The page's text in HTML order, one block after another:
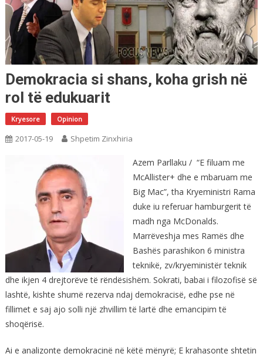
Demokracia si shans, koha grish në
rol të edukuarit
Kryesore Opinion
2017-05-19 Shpetim Zinxhiria
Azem Parllaku / “E filuam me
McAllister+ dhe e mbaruam me
Big Mac”, tha Kryeministri Rama
duke iu referuar hamburgerit të
madh nga McDonalds.
Marrëveshja mes Ramës dhe
Bashës parashikon 6 ministra
teknikë, zv/kryeministër teknik
dhe ikjen 4 drejtorëve të rëndësishëm. Sokrati, babai i filozofisë së
lashtë, kishte shumë rezerva ndaj demokracisë, edhe pse në
fillimet e saj ajo solli një zhvillim të lartë dhe emancipim të
shoqërisë.
Ai e analizonte demokracinë në këtë mënyrë; E krahasonte shtetin